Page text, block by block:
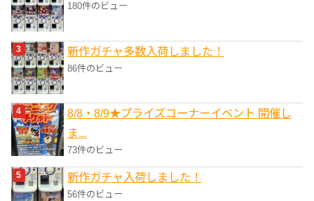
180件のビュー
新作ガチャ多数入荷しました！
86件のビュー
8/8・8/9★プライズコーナーイベント 開催し
ま...
73件のビュー
新作ガチャ入荷しました！
56件のビュー